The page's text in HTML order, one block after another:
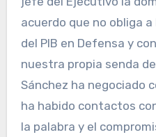
acuerdo que no obliga
del PIB en Defensa y
nuestra propia senda
Sánchez ha negociado
ha habido contactos
la palabra y el